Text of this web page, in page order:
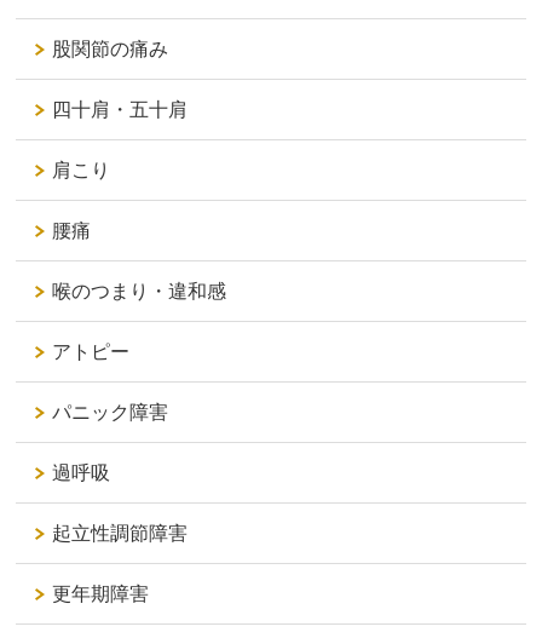
股関節の痛み
四十肩・五十肩
肩こり
腰痛
喉のつまり・違和感
アトピー
パニック障害
過呼吸
起立性調節障害
更年期障害